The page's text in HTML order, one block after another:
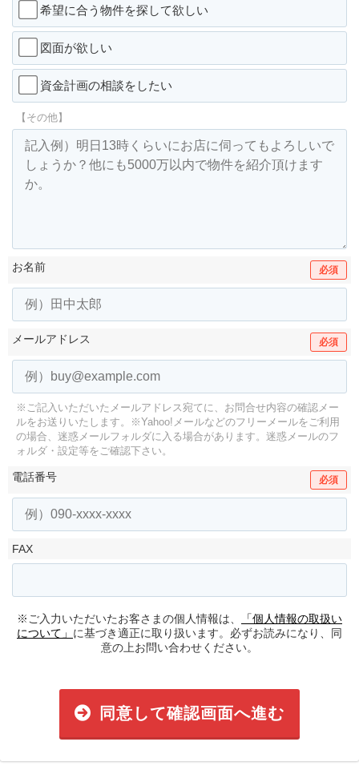
希望に合う物件を探して欲しい
図面が欲しい
資金計画の相談をしたい
【その他】
お名前 必須
メールアドレス 必須
※ご記入いただいたメールアドレス宛てに、お問合せ内容の確認メー
ルをお送りいたします。
※Yahoo!メールなどのフリーメールをご利用
の場合、迷惑メールフォルダに入る場合があります。 迷惑メールのフ
ォルダ・設定等をご確認下さい。
電話番号 必須
FAX
※ご入力いただいたお客さまの個人情報は、
「個人情報の取扱い
について」 に基づき適正に取り扱います。必ずお読みになり、同
意の上お問い合わせください。
同意して確認画面へ進む